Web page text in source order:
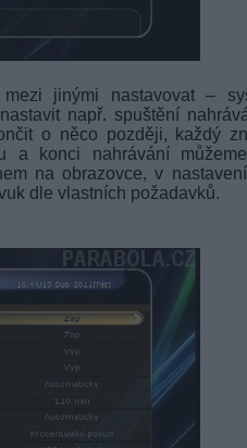
jinými nastavovat –
např. spuštění
o něco později, každý
a konci nahrávání
na obrazovce, v
dle vlastních požadavků.